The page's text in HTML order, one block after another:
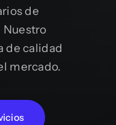
de
Nuestro
de calidad
mercado.